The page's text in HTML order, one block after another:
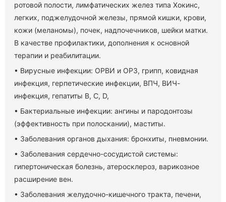
ротовой полости, лимфатических желез типа Хокинс,
легких, поджелудочной железы, прямой кишки, крови,
кожи (меланомы), почек, надпочечников, шейки матки.
В качестве профилактики, дополнения к основной
терапии и реабилитации.
• Вирусные инфекции: ОРВИ и ОРЗ, грипп, ковидная
инфекция, герпетические инфекции, ВПЧ, ВИЧ-
инфекция, гепатиты В, С, D,
• Бактериальные инфекции: ангины и пародонтозы
(эффективность при полоскании), маститы.
• Заболевания органов дыхания: бронхиты, пневмонии.
• Заболевания сердечно-сосудистой системы:
гипертоническая болезнь, атеросклероз, варикозное
расширение вен.
• Заболевания желудочно-кишечного тракта, печени,